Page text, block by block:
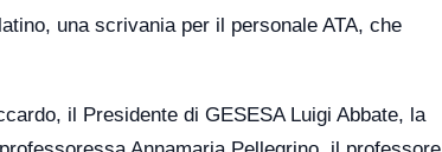
una scrivania per il personale ATA, che
il Presidente di GESESA Luigi Abbate, la